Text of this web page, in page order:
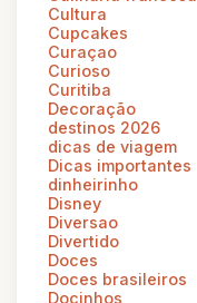
Cultura
Cupcakes
Curaçao
Curioso
Curitiba
Decoração
destinos 2026
dicas de viagem
Dicas importantes
dinheirinho
Disney
Diversao
Divertido
Doces
Doces brasileiros
Docinhos